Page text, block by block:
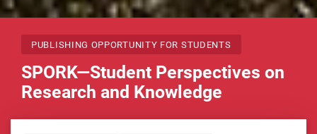
PUBLISHING OPPORTUNITY FOR STUDENTS
SPORK—Student Perspectives on
Research and Knowledge